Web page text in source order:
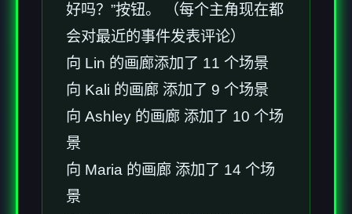
好吗？”按钮。 （每个主角现在都
会对最近的事件发表评论）
向 Lin 的画廊添加了 11 个场景
向 Kali 的画廊 添加了 9 个场景
向 Ashley 的画廊 添加了 10 个场
景
向 Maria 的画廊 添加了 14 个场
景